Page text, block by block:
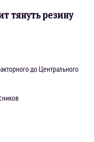
тянуть резину
до Центрального